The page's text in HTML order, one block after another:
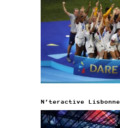
N’teractive Lisbonne